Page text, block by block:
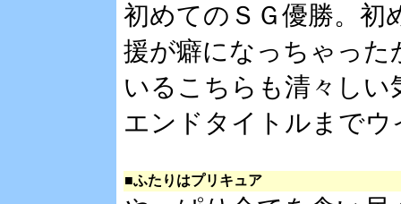
初めてのＳＧ優勝。初
援が癖になっちゃっ
いるこちらも清々しい
エンドタイトルまで
■ふたりはプリキュア